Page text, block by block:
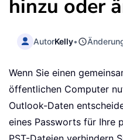
hinzu oder
AutorKelly•
Wenn Sie einen
öffentlichen Computer
Outlook-Daten
eines Passworts für Ihre